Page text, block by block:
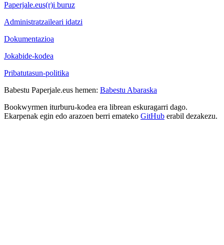
Paperjale.eus(r)i buruz
Administratzaileari idatzi
Dokumentazioa
Jokabide-kodea
Pribatutasun-politika
Babestu Paperjale.eus hemen: Babestu Abaraska
Bookwyrmen iturburu-kodea era librean eskuragarri dago.
Ekarpenak egin edo arazoen berri emateko GitHub erabil dezakezu.